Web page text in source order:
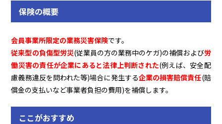
保険の概要
会員事業所限定の業務災害保険です。
従来型の負傷型労災(従業員の方の業務中のケガ)の補償および労
働災害の責任が企業にあると法律上判断された(例えば、安全配
慮義務違反を問われた等)場合に発生する企業の損害賠償責任(賠
償金の支払いなど事業者負担の費用)を補償します。
ここがおすすめ